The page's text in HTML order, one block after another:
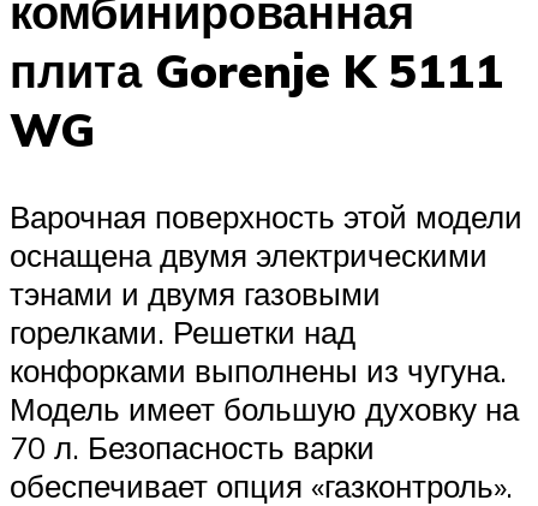
плита Gorenje K 5111
WG
Варочная поверхность этой модели
оснащена двумя электрическими
тэнами и двумя газовыми
горелками. Решетки над
конфорками выполнены из чугуна.
Модель имеет большую духовку на
70 л. Безопасность варки
обеспечивает опция «газконтроль».